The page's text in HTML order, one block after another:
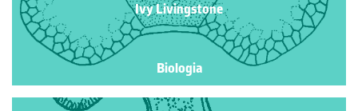
Ivy Livingstone
Biologia